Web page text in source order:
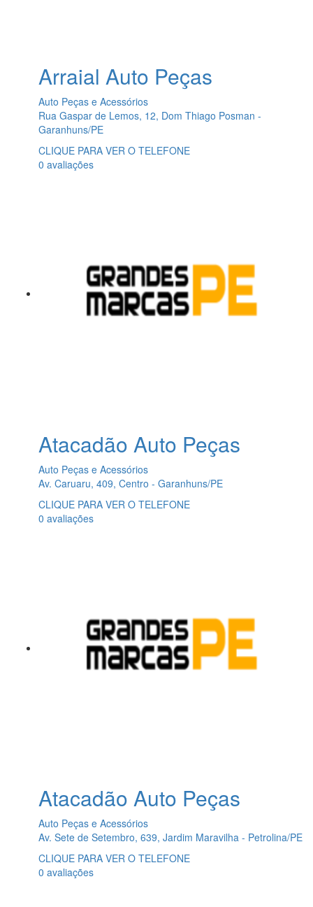
Arraial Auto Peças
Auto Peças e Acessórios
Rua Gaspar de Lemos, 12, Dom Thiago Posman -
Garanhuns/PE
CLIQUE PARA VER O TELEFONE
0 avaliações
Atacadão Auto Peças
Auto Peças e Acessórios
Av. Caruaru, 409, Centro - Garanhuns/PE
CLIQUE PARA VER O TELEFONE
0 avaliações
Atacadão Auto Peças
Auto Peças e Acessórios
Av. Sete de Setembro, 639, Jardim Maravilha - Petrolina/PE
CLIQUE PARA VER O TELEFONE
0 avaliações